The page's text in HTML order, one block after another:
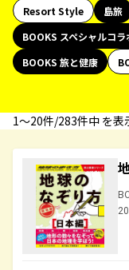
Resort Style
島旅
BOOKS スペシャルコラ
BOOKS 旅と健康
1〜20件/283件中 を表